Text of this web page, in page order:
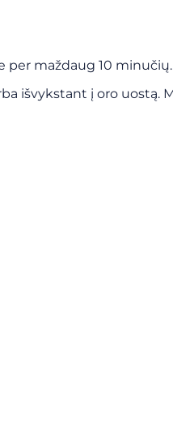
per maždaug 10 minučių.
išvykstant į oro uostą.